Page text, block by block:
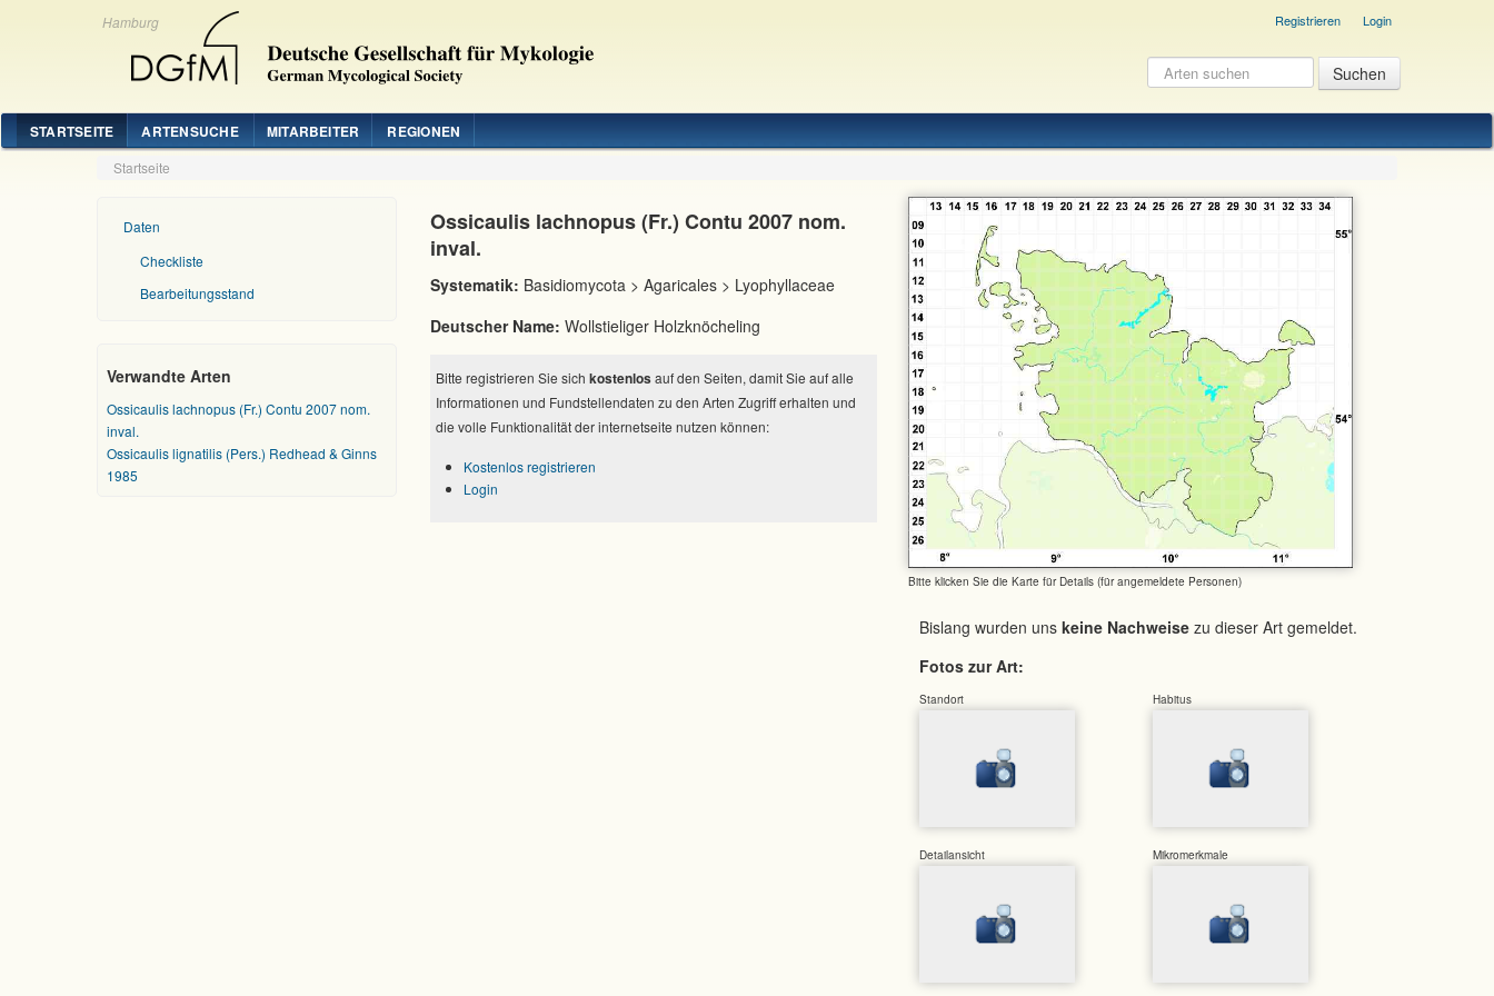
Hamburg Registrieren Login
STARTSEITE ARTENSUCHE MITARBEITER REGIONEN
Startseite
Daten
Checkliste
Bearbeitungsstand
Verwandte Arten
Ossicaulis lachnopus (Fr.) Contu 2007 nom.
inval.
Ossicaulis lignatilis (Pers.) Redhead & Ginns
1985
Bitte klicken Sie die Karte für Details (für angemeldete Personen)
Bislang wurden uns keine Nachweise zu dieser Art gemeldet.
Fotos zur Art:
Standort Habitus
Detailansicht Mikromerkmale
Ossicaulis lachnopus (Fr.) Contu 2007 nom.
inval.
Systematik: Basidiomycota > Agaricales > Lyophyllaceae
Deutscher Name: Wollstieliger Holzknöcheling
Bitte registrieren Sie sich kostenlos auf den Seiten, damit Sie auf alle
Informationen und Fundstellendaten zu den Arten Zugriff erhalten und
die volle Funktionalität der internetseite nutzen können:
Kostenlos registrieren
Login